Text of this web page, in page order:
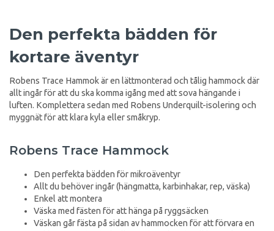
Den perfekta bädden för
kortare äventyr
Robens Trace Hammok är en lättmonterad och tålig hammock där
allt ingår för att du ska komma igång med att sova hängande i
luften. Komplettera sedan med Robens Underquilt-isolering och
myggnät för att klara kyla eller småkryp.
Robens Trace Hammock
Den perfekta bädden för mikroäventyr
Allt du behöver ingår (hängmatta, karbinhakar, rep, väska)
Enkel att montera
Väska med fästen för att hänga på ryggsäcken
Väskan går fästa på sidan av hammocken för att förvara en